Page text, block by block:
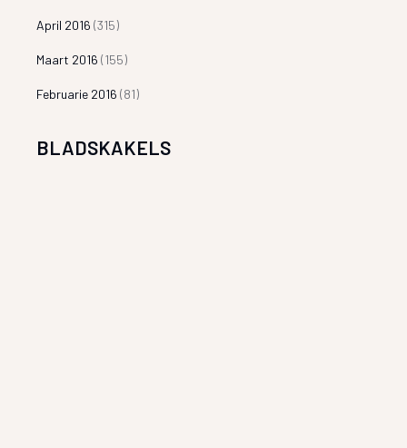
April 2016 (315)
Maart 2016 (155)
Februarie 2016 (81)
BLADSKAKELS